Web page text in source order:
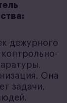
дежурного
Она
задачи,